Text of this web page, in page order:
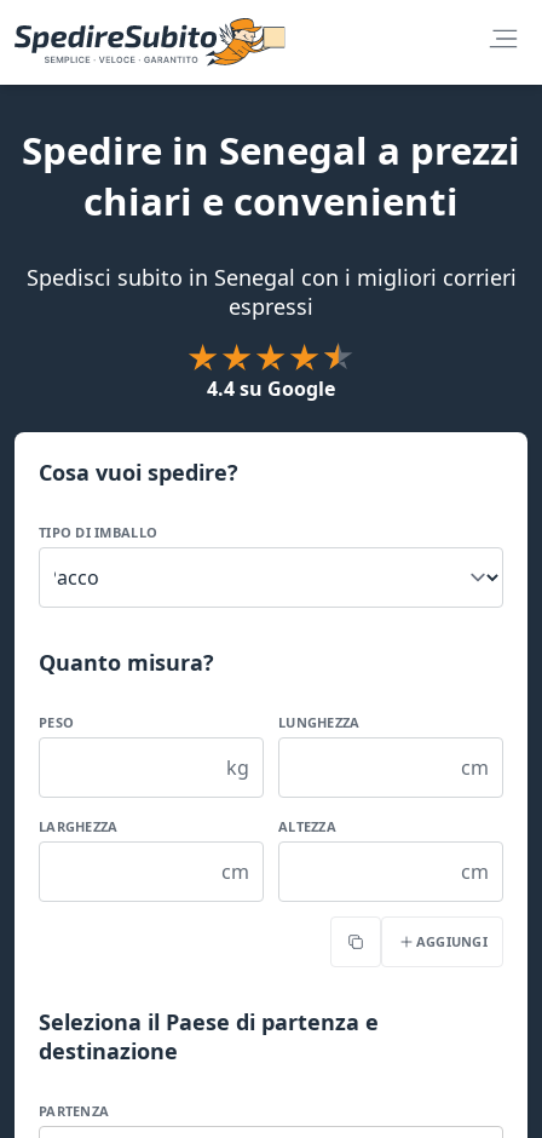
Spedire in Senegal a prezzi
chiari e convenienti
Spedisci subito in Senegal con i migliori corrieri
espressi
4.4 su Google
Cosa vuoi spedire?
TIPO DI IMBALLO
Quanto misura?
PESO
kg
LUNGHEZZA
cm
LARGHEZZA
cm
ALTEZZA
cm
Copia AGGIUNGI
Seleziona il Paese di partenza e
destinazione
PARTENZA